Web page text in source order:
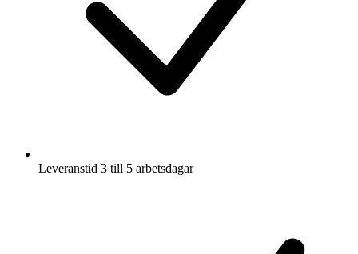
Leveranstid 3 till 5 arbetsdagar